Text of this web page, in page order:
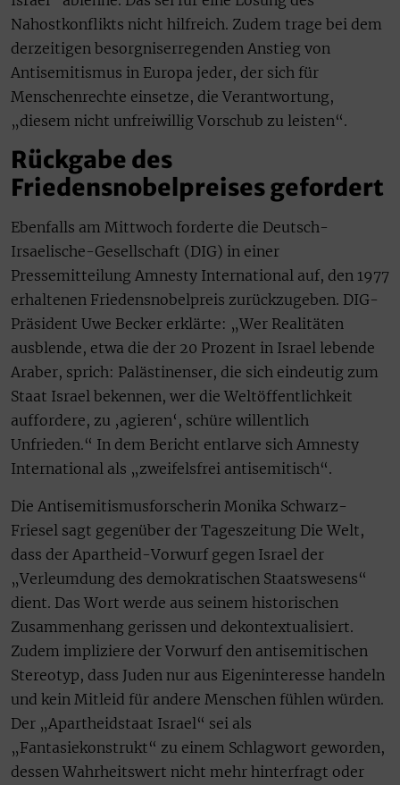
Nahostkonflikts nicht hilfreich. Zudem trage bei dem
derzeitigen besorgniserregenden Anstieg von
Antisemitismus in Europa jeder, der sich für
Menschenrechte einsetze, die Verantwortung,
„diesem nicht unfreiwillig Vorschub zu leisten“.
Rückgabe des
Friedensnobelpreises gefordert
Ebenfalls am Mittwoch forderte die Deutsch-
Irsaelische-Gesellschaft (DIG) in einer
Pressemitteilung Amnesty International auf, den 1977
erhaltenen Friedensnobelpreis zurückzugeben. DIG-
Präsident Uwe Becker erklärte: „Wer Realitäten
ausblende, etwa die der 20 Prozent in Israel lebende
Araber, sprich: Palästinenser, die sich eindeutig zum
Staat Israel bekennen, wer die Weltöffentlichkeit
auffordere, zu ‚agieren‘, schüre willentlich
Unfrieden.“ In dem Bericht entlarve sich Amnesty
International als „zweifelsfrei antisemitisch“.
Die Antisemitismusforscherin Monika Schwarz-
Friesel sagt gegenüber der Tageszeitung Die Welt,
dass der Apartheid-Vorwurf gegen Israel der
„Verleumdung des demokratischen Staatswesens“
dient. Das Wort werde aus seinem historischen
Zusammenhang gerissen und dekontextualisiert.
Zudem impliziere der Vorwurf den antisemitischen
Stereotyp, dass Juden nur aus Eigeninteresse handeln
und kein Mitleid für andere Menschen fühlen würden.
Der „Apartheidstaat Israel“ sei als
„Fantasiekonstrukt“ zu einem Schlagwort geworden,
dessen Wahrheitswert nicht mehr hinterfragt oder